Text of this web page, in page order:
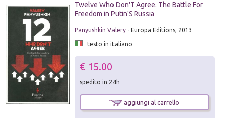
Twelve Who Don'T Agree. The Battle For
Freedom in Putin'S Russia
Panyushkin Valery- Europa Editions, 2013
testo in italiano
€ 15.00
spedito in 24h
aggiungi al carrello